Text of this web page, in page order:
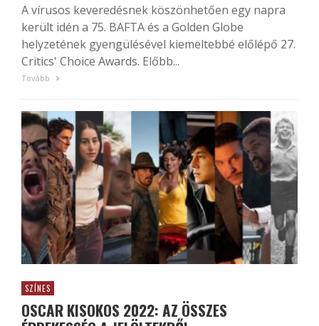
A vírusos keveredésnek köszönhetően egy napra
került idén a 75. BAFTA és a Golden Globe
helyzetének gyengülésével kiemeltebbé előlépő 27.
Critics' Choice Awards. Előbb...
Tovább
SZÍNES
OSCAR KISOKOS 2022: AZ ÖSSZES